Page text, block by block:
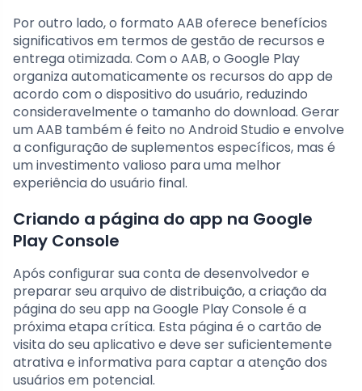
Por outro lado, o formato AAB oferece benefícios
significativos em termos de gestão de recursos e
entrega otimizada. Com o AAB, o Google Play
organiza automaticamente os recursos do app de
acordo com o dispositivo do usuário, reduzindo
consideravelmente o tamanho do download. Gerar
um AAB também é feito no Android Studio e envolve
a configuração de suplementos específicos, mas é
um investimento valioso para uma melhor
experiência do usuário final.
Criando a página do app na Google
Play Console
Após configurar sua conta de desenvolvedor e
preparar seu arquivo de distribuição, a criação da
página do seu app na Google Play Console é a
próxima etapa crítica. Esta página é o cartão de
visita do seu aplicativo e deve ser suficientemente
atrativa e informativa para captar a atenção dos
usuários em potencial.